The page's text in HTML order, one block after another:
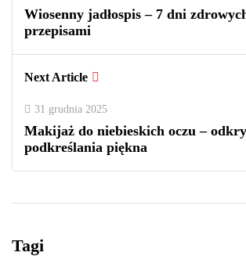
Wiosenny jadłospis – 7 dni
przepisami
Next Article
31 grudnia 2025
Makijaż do niebieskich oczu –
podkreślania piękna
Tagi